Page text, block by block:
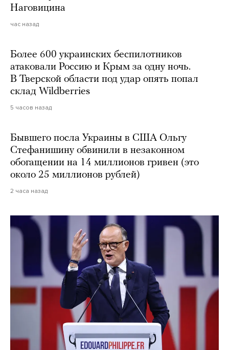
Наговицина
час назад
Более 600 украинских беспилотников
атаковали Россию и Крым за одну ночь.
В Тверской области под удар опять попал
склад Wildberries
5 часов назад
Бывшего посла Украины в США Ольгу
Стефанишину обвинили в незаконном
обогащении на 14 миллионов гривен (это
около 25 миллионов рублей)
2 часа назад